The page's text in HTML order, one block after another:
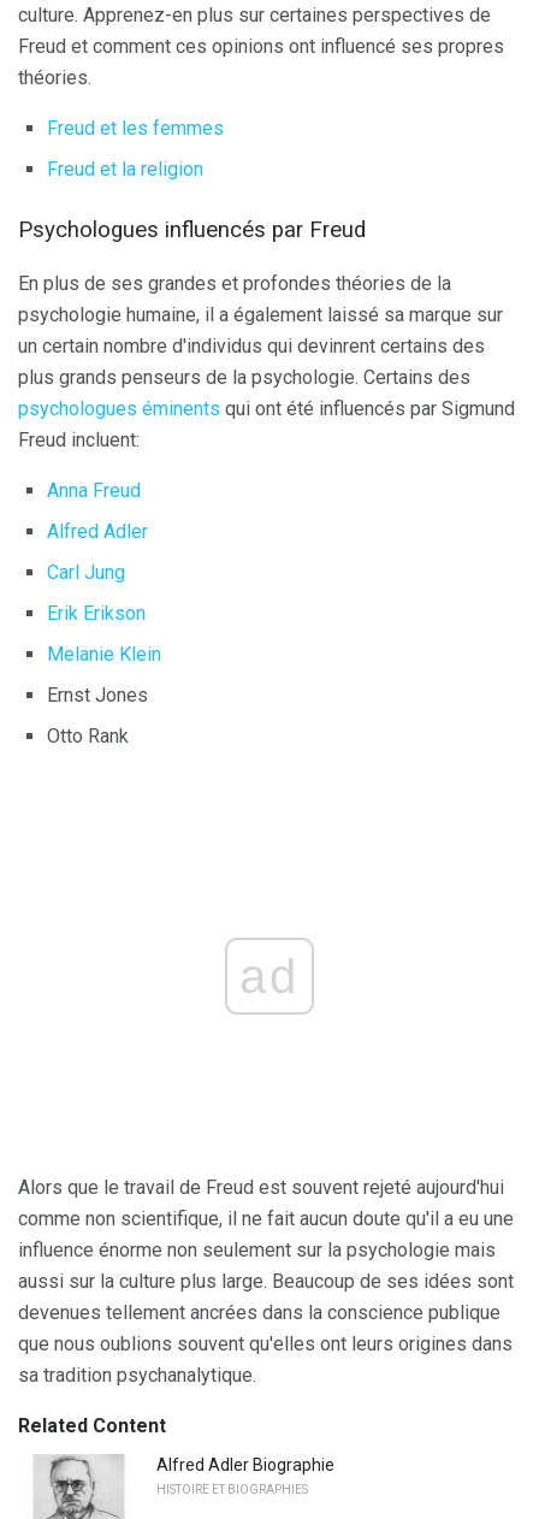
culture. Apprenez-en plus sur certaines perspectives de
Freud et comment ces opinions ont influencé ses propres
théories.
Freud et les femmes
Freud et la religion
Psychologues influencés par Freud
En plus de ses grandes et profondes théories de la
psychologie humaine, il a également laissé sa marque sur
un certain nombre d'individus qui devinrent certains des
plus grands penseurs de la psychologie. Certains des
psychologues éminents qui ont été influencés par Sigmund
Freud incluent:
Anna Freud
Alfred Adler
Carl Jung
Erik Erikson
Melanie Klein
Ernst Jones
Otto Rank
ad
Alors que le travail de Freud est souvent rejeté aujourd'hui
comme non scientifique, il ne fait aucun doute qu'il a eu une
influence énorme non seulement sur la psychologie mais
aussi sur la culture plus large. Beaucoup de ses idées sont
devenues tellement ancrées dans la conscience publique
que nous oublions souvent qu'elles ont leurs origines dans
sa tradition psychanalytique.
Related Content
Alfred Adler Biographie
HISTOIRE ET BIOGRAPHIES